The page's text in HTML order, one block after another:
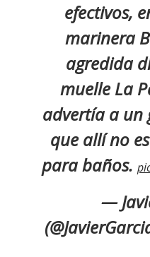
efectivos,
marinera
agredida
muelle La
advertía a un
que allí no
para baños.
—